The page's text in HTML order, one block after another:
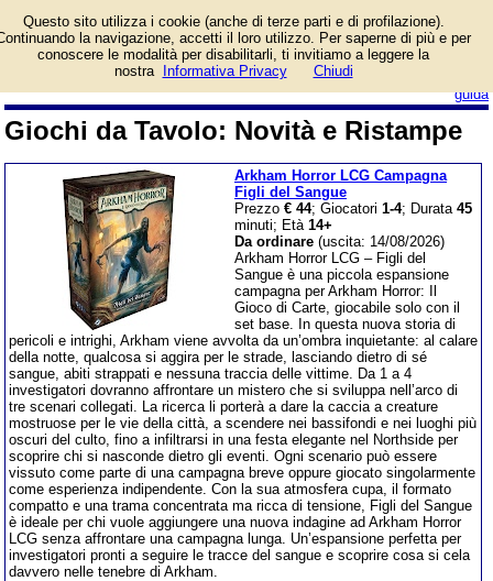
guida
Le ultime uscite e le
ristampe più attese.
Giochi da Tavolo: Novità e Ristampe
Arkham Horror LCG Campagna
Figli del Sangue
Prezzo € 44; Giocatori 1-4; Durata 45
minuti; Età 14+
Da ordinare (uscita: 14/08/2026)
Arkham Horror LCG – Figli del
Sangue è una piccola espansione
campagna per Arkham Horror: Il
Gioco di Carte, giocabile solo con il
set base. In questa nuova storia di
pericoli e intrighi, Arkham viene avvolta da un’ombra inquietante: al calare
della notte, qualcosa si aggira per le strade, lasciando dietro di sé
sangue, abiti strappati e nessuna traccia delle vittime. Da 1 a 4
investigatori dovranno affrontare un mistero che si sviluppa nell’arco di
tre scenari collegati. La ricerca li porterà a dare la caccia a creature
mostruose per le vie della città, a scendere nei bassifondi e nei luoghi più
oscuri del culto, fino a infiltrarsi in una festa elegante nel Northside per
scoprire chi si nasconde dietro gli eventi. Ogni scenario può essere
vissuto come parte di una campagna breve oppure giocato singolarmente
come esperienza indipendente. Con la sua atmosfera cupa, il formato
compatto e una trama concentrata ma ricca di tensione, Figli del Sangue
è ideale per chi vuole aggiungere una nuova indagine ad Arkham Horror
LCG senza affrontare una campagna lunga. Un’espansione perfetta per
investigatori pronti a seguire le tracce del sangue e scoprire cosa si cela
davvero nelle tenebre di Arkham.
Questo sito utilizza i cookie (anche di terze parti e di profilazione).
la navigazione, accetti il loro utilizzo. Per saperne di più e per
conoscere le modalità per disabilitarli, ti invitiamo a leggere la
nostra
Informativa Privacy Chiudi